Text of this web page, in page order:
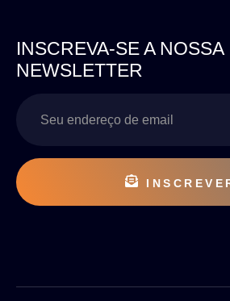
INSCREVA-SE A NOSSA
NEWSLETTER